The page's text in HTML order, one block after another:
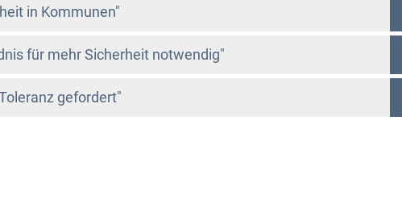
in Kommunen"
für mehr Sicherheit notwendig"
gefordert"